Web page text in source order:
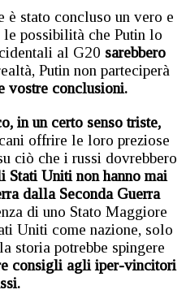
è stato concluso un vero e
possibilità che Putin lo
al G20 sarebbero
Putin non parteciperà
vostre conclusioni.
in un certo senso triste,
offrire le loro preziose
ciò che i russi dovrebbero
Stati Uniti non hanno mai
dalla Seconda Guerra
di uno Stato Maggiore
Uniti come nazione, solo
storia potrebbe spingere
consigli agli iper-vincitori